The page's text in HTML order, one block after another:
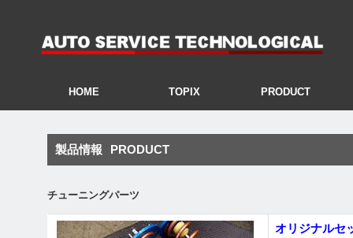
製品情報 PRODUCT
チューニングパーツ
オリジナルセ
HOME TOPIX PRODUCT